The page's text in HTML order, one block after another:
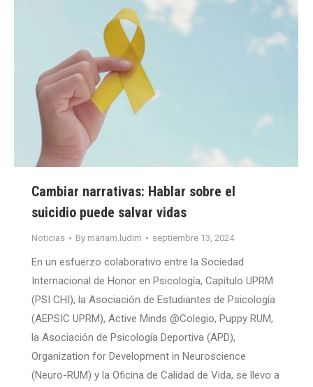
Cambiar narrativas: Hablar sobre el
suicidio puede salvar vidas
Noticias By mariam.ludim septiembre 13, 2024
En un esfuerzo colaborativo entre la Sociedad
Internacional de Honor en Psicología, Capítulo UPRM
(PSI CHI), la Asociación de Estudiantes de Psicología
(AEPSIC UPRM), Active Minds @Colegio, Puppy RUM,
la Asociación de Psicología Deportiva (APD),
Organization for Development in Neuroscience
(Neuro-RUM) y la Oficina de Calidad de Vida, se llevo a